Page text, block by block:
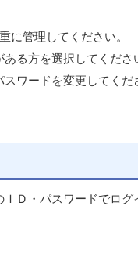
に管理してください。
る方を選択してくださ
ワードを変更してくだ
Ｄ・パスワードでログ